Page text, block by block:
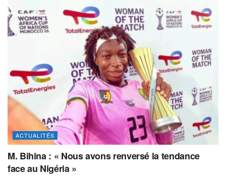
ACTUALITÉS
M. Bihina : « Nous avons renversé la tendance
face au Nigéria »